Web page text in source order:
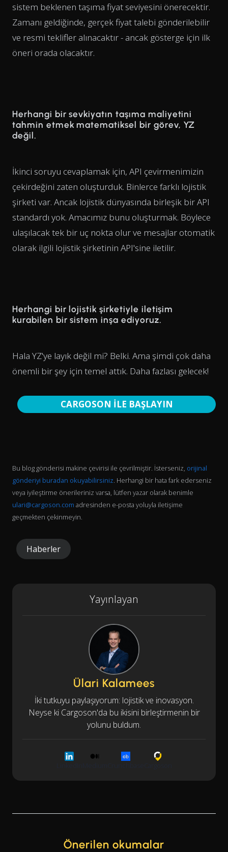
sistem beklenen taşıma fiyat seviyesini önerecektir.
Zamanı geldiğinde, gerçek fiyat talebi gönderilebilir
ve resmi teklifler alınacaktır - ancak gösterge için ilk
öneri orada olacaktır.
Herhangi bir sevkiyatın taşıma maliyetini
tahmin etmek matematiksel bir görev, YZ
değil.
İkinci soruyu cevaplamak için, API çevirmenimizin
çekirdeğini zaten oluşturduk. Binlerce farklı lojistik
şirketi var. Ancak lojistik dünyasında birleşik bir API
standardı yok. Amacımız bunu oluşturmak. Böylece
ulaşılacak tek bir uç nokta olur ve mesajlar otomatik
olarak ilgili lojistik şirketinin API'sine iletilir.
Herhangi bir lojistik şirketiyle iletişim
kurabilen bir sistem inşa ediyoruz.
Hala YZ'ye layık değil mi? Belki. Ama şimdi çok daha
önemli bir şey için temel attık. Daha fazlası gelecek!
CARGOSON İLE BAŞLAYIN
Bu blog gönderisi makine çevirisi ile çevrilmiştir. İsterseniz, orijinal
gönderiyi buradan okuyabilirsiniz. Herhangi bir hata fark ederseniz
veya iyileştirme önerileriniz varsa, lütfen yazar olarak benimle
ulari@cargoson.com adresinden e-posta yoluyla iletişime
geçmekten çekinmeyin.
Haberler
Yayınlayan
Ülari Kalamees
İki tutkuyu paylaşıyorum: lojistik ve inovasyon.
Neyse ki Cargoson'da bu ikisini birleştirmenin bir
yolunu buldum.
Medium
Önerilen okumalar